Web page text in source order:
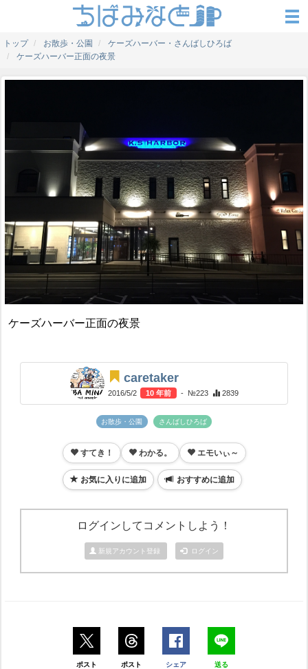
トップ お散歩・公園
ケーズハーバー・さんばしひろば
ケーズハーバー正面の夜景
ケーズハーバー正面の夜景
caretaker
2016/5/2 10 年前 - №223 2839
お散歩・公園 さんばしひろば
すてき！ わかる。 エモいぃ～
お気に入りに追加 おすすめに追加
ログインしてコメントしよう！
新規アカウント登録 ログイン
ポスト ポスト シェア 送る